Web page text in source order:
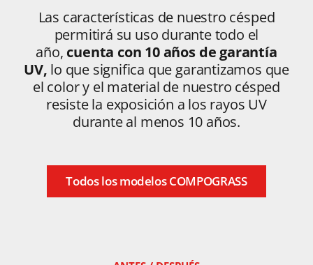
Las características de nuestro césped
permitirá su uso durante todo el
año, cuenta con 10 años de garantía
UV, lo que significa que garantizamos que
el color y el material de nuestro césped
resiste la exposición a los rayos UV
durante al menos 10 años.
Todos los modelos COMPOGRASS